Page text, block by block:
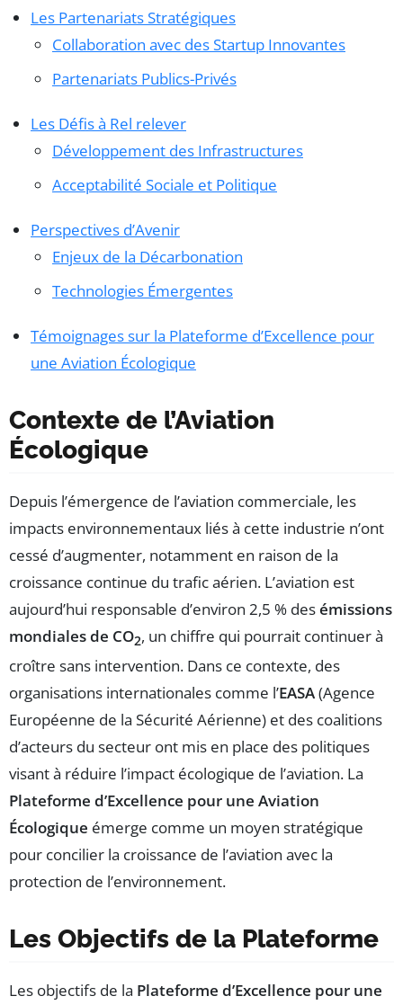
Les Partenariats Stratégiques
Collaboration avec des Startup Innovantes
Partenariats Publics-Privés
Les Défis à Rel relever
Développement des Infrastructures
Acceptabilité Sociale et Politique
Perspectives d’Avenir
Enjeux de la Décarbonation
Technologies Émergentes
Témoignages sur la Plateforme d’Excellence pour
une Aviation Écologique
Contexte de l’Aviation
Écologique
Depuis l’émergence de l’aviation commerciale, les
impacts environnementaux liés à cette industrie n’ont
cessé d’augmenter, notamment en raison de la
croissance continue du trafic aérien. L’aviation est
aujourd’hui responsable d’environ 2,5 % desémissions
mondiales de CO2, un chiffre qui pourrait continuer à
croître sans intervention. Dans ce contexte, des
organisations internationales comme l’EASA(Agence
Européenne de la Sécurité Aérienne) et des coalitions
d’acteurs du secteur ont mis en place des politiques
visant à réduire l’impact écologique de l’aviation. La
Plateforme d’Excellence pour une Aviation
Écologique émerge comme un moyen stratégique
pour concilier la croissance de l’aviation avec la
protection de l’environnement.
Les Objectifs de la Plateforme
Les objectifs de la Plateforme d’Excellence pour une